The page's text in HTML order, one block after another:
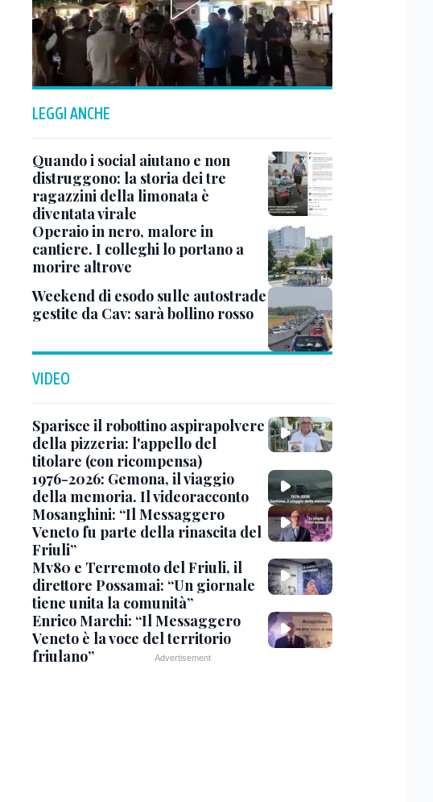
LEGGI ANCHE
Quando i social aiutano e non
distruggono: la storia dei tre
ragazzini della limonata è
diventata virale
Operaio in nero, malore in
cantiere. I colleghi lo portano a
morire altrove
Weekend di esodo sulle autostrade
gestite da Cav: sarà bollino rosso
VIDEO
Sparisce il robottino aspirapolvere
della pizzeria: l'appello del
titolare (con ricompensa)
1976-2026: Gemona, il viaggio
della memoria. Il videoracconto
Mosanghini: “Il Messaggero
Veneto fu parte della rinascita del
Friuli”
Mv80 e Terremoto del Friuli, il
direttore Possamai: “Un giornale
tiene unita la comunità”
Enrico Marchi: “Il Messaggero
Veneto è la voce del territorio
friulano”